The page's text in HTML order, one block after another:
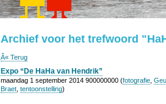
Archief voor het trefwoord
Â« Terug
Expo “De HaHa van Hendrik”
maandag 1 september 2014 900000000 (fotografie
Braet tentoonstelling)